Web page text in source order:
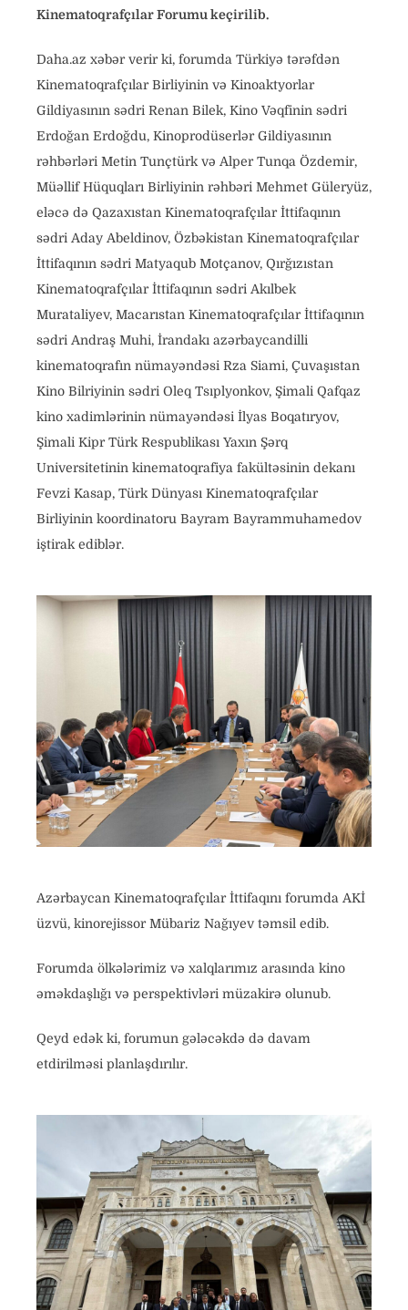
Kinematoqrafçılar Forumu keçirilib.
Daha.az xəbər verir ki, forumda Türkiyə tərəfdən
Kinematoqrafçılar Birliyinin və Kinoaktyorlar
Gildiyasının sədri Renan Bilek, Kino Vəqfinin sədri
Erdoğan Erdoğdu, Kinoprodüserlər Gildiyasının
rəhbərləri Metin Tunçtürk və Alper Tunqa Özdemir,
Müəllif Hüquqları Birliyinin rəhbəri Mehmet Güleryüz,
eləcə də Qazaxıstan Kinematoqrafçılar İttifaqının
sədri Aday Abeldinov, Özbəkistan Kinematoqrafçılar
İttifaqının sədri Matyaqub Motçanov, Qırğızıstan
Kinematoqrafçılar İttifaqının sədri Akılbek
Murataliyev, Macarıstan Kinematoqrafçılar İttifaqının
sədri Andraş Muhi, İrandakı azərbaycandilli
kinematoqrafın nümayəndəsi Rza Siami, Çuvaşıstan
Kino Bilriyinin sədri Oleq Tsıplyonkov, Şimali Qafqaz
kino xadimlərinin nümayəndəsi İlyas Boqatıryov,
Şimali Kipr Türk Respublikası Yaxın Şərq
Universitetinin kinematoqrafiya fakültəsinin dekanı
Fevzi Kasap, Türk Dünyası Kinematoqrafçılar
Birliyinin koordinatoru Bayram Bayrammuhamedov
iştirak ediblər.
Azərbaycan Kinematoqrafçılar İttifaqını forumda AKİ
üzvü, kinorejissor Mübariz Nağıyev təmsil edib.
Forumda ölkələrimiz və xalqlarımız arasında kino
əməkdaşlığı və perspektivləri müzakirə olunub.
Qeyd edək ki, forumun gələcəkdə də davam
etdirilməsi planlaşdırılır.